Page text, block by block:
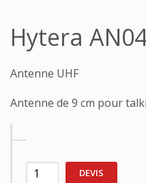
Hytera
Antenne UHF
Antenne de 9 cm pour
DEVIS